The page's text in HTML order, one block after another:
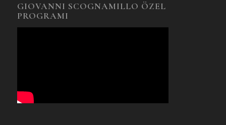
GIOVANNI SCOGNAMILLO ÖZEL
PROGRAMI